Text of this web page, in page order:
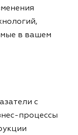
в вашем
с
процессы